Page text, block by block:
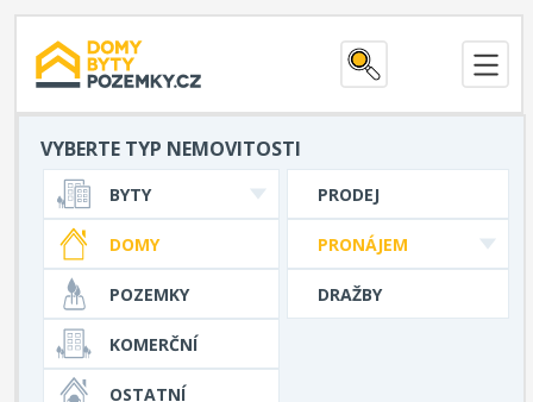
VYBERTE TYP NEMOVITOSTI
PRODEJ
PRONÁJEM
DRAŽBY
BYTY
DOMY
POZEMKY
KOMERČNÍ
OSTATNÍ